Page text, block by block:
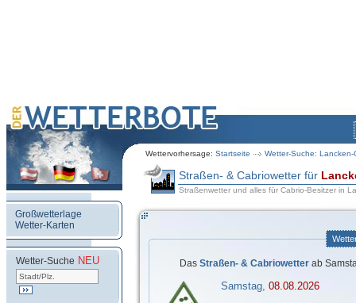
Wettervorhersage: Startseite Wetter-Suche: Lancken-
Großwetterlage
Wetter-Karten
Wetter-Suche NEU
Straßen- & Cabriowetter für
Straßenwetter und alles für Cabrio-Besitzer in
Das Straßen- & Cabriowetter ab
Samstag, 08.08.2026